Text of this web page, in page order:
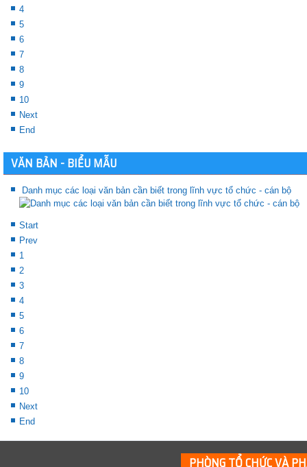
4
5
6
7
8
9
10
Next
End
VĂN BẢN - BIỂU MẪU
Danh mục các loại văn bản cần biết trong lĩnh vực tổ chức - cán bộ
Start
Prev
1
2
3
4
5
6
7
8
9
10
Next
End
PHÒNG TỔ CHỨC VÀ